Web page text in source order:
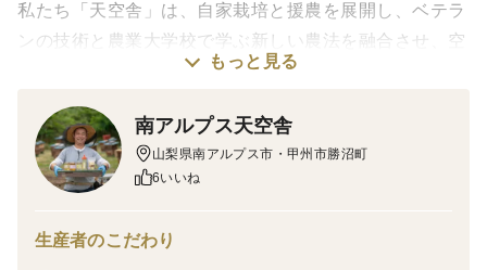
私たち「天空舎」は、自家栽培と援農を展開し、ベテラ
ンの技術と農業大学校で学ぶ新しい農法を融合させ、空
と土に向き合って真摯に農業に取り組んでいます。皆様
を冠しています。
▼農地概要
私たちは、水はけのよい緩い傾斜地で桃の栽培を展開し
の笛吹市八代町で、桃を育てています。
もっと見る
南アルプス天空舎
山梨県南アルプス市・甲州市勝沼町
6いいね
生産者のこだわり